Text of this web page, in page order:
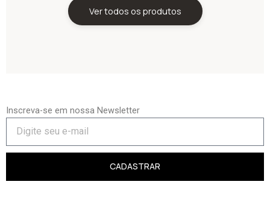
Ver todos os produtos
Inscreva-se em nossa Newsletter
CADASTRAR